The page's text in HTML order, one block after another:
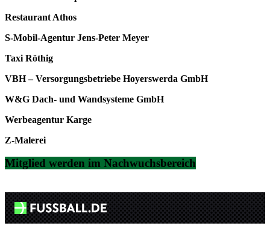
Restaurant Athos
S-Mobil-Agentur Jens-Peter Meyer
Taxi Röthig
VBH – Versorgungsbetriebe Hoyerswerda GmbH
W&G Dach- und Wandsysteme GmbH
Werbeagentur Karge
Z-Malerei
Mitglied werden im Nachwuchsbereich